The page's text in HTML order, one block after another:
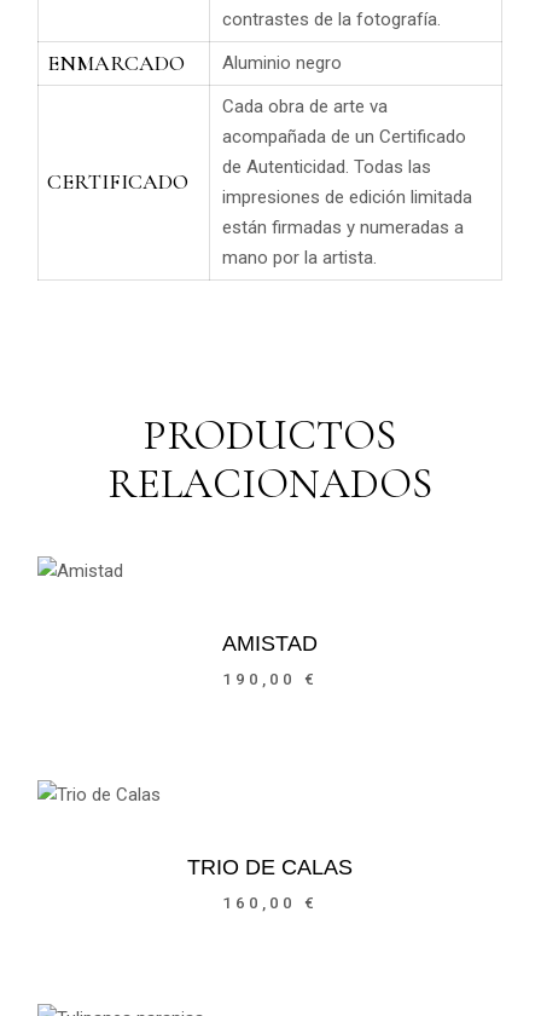
contrastes de la fotografía.
ENMARCADO Aluminio negro
CERTIFICADO
Cada obra de arte va
acompañada de un Certificado
de Autenticidad. Todas las
impresiones de edición limitada
están firmadas y numeradas a
mano por la artista.
PRODUCTOS
RELACIONADOS
AMISTAD
190,00 €
TRIO DE CALAS
160,00 €